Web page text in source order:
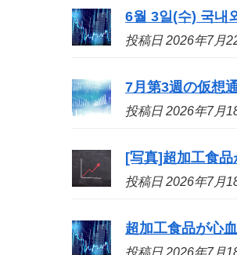
6월 3일(수) 국내
投稿日 2026年7月
7月第3週の仮想
投稿日 2026年7月
[写真]超加工食
投稿日 2026年7月
超加工食品が心
投稿日 2026年7月